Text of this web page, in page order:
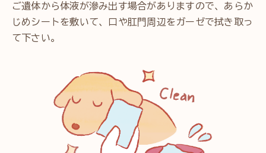
ご遺体から体液が滲み出す場合がありますので、あらか
じめシートを敷いて、口や肛門周辺をガーゼで拭き取っ
て下さい。